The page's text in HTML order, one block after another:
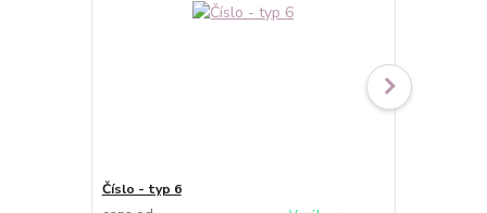
Číslo - typ 6